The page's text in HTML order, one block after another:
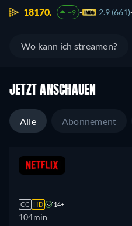
18170. +9 2.9 (661)
Wo kann ich streamen?
JETZT ANSCHAUEN
Alle Abonnement
CC HD 14+
104min